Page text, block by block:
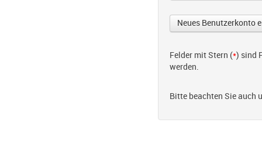
Felder mit Stern (*) sind
werden.
Bitte beachten Sie auch